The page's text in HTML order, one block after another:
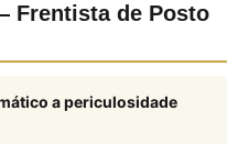
Frentista de Posto
a periculosidade